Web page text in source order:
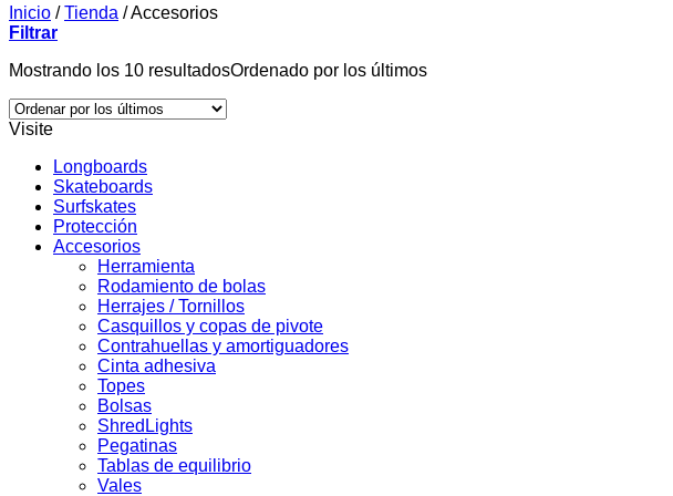
Inicio / Tienda /Accesorios
Filtrar
Mostrando los 10 resultadosOrdenado por los últimos
Visite
Longboards
Skateboards
Surfskates
Protección
Accesorios
Herramienta
Rodamiento de bolas
Herrajes / Tornillos
Casquillos y copas de pivote
Contrahuellas y amortiguadores
Cinta adhesiva
Topes
Bolsas
ShredLights
Pegatinas
Tablas de equilibrio
Vales